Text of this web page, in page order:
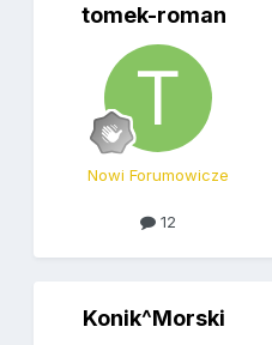
tomek-roman
Nowi Forumowicze
12
Konik^Morski